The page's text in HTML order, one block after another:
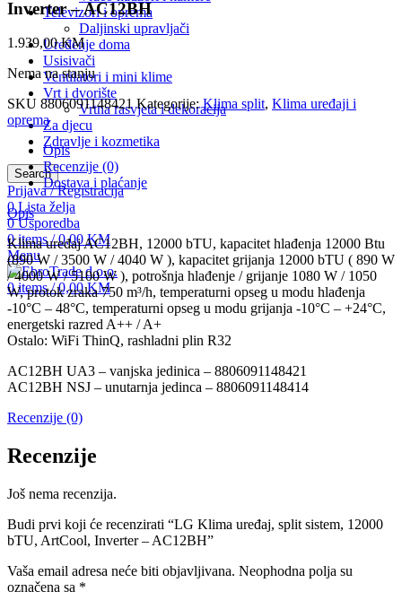
Televizori i oprema
Daljinski upravljači
Uređenje doma
Usisivači
Ventilatori i mini klime
Vrt i dvorište
Vrtna rasvjeta i dekoracija
Za djecu
Zdravlje i kozmetika
Search
Prijava / Registracija
0Lista želja
0 Usporedba
0items / 0,00KM
Menu
0items / 0,00KM
Inverter – AC12BH
1.939,00KM
Nema na stanju
SKU 8806091148421Kategorije: Klima split, Klima uređaji i
oprema
Opis
Recenzije (0)
Dostava i plaćanje
Opis
Klima uređaj AC12BH, 12000 bTU, kapacitet hlađenja 12000 Btu
(890 W / 3500 W / 4040 W ), kapacitet grijanja 12000 bTU ( 890 W
/ 4000 W / 5100 W ), potrošnja hlađenje / grijanje 1080 W / 1050
W, protok zraka 750 m³/h, temperaturni opseg u modu hlađenja
-10°C – 48°C, temperaturni opseg u modu grijanja -10°C – +24°C,
energetski razred A++ / A+
Ostalo: WiFi ThinQ, rashladni plin R32
AC12BH UA3 – vanjska jedinica – 8806091148421
AC12BH NSJ – unutarnja jedinca – 8806091148414
Recenzije (0)
Recenzije
Još nema recenzija.
Budi prvi koji će recenzirati “LG Klima uređaj, split sistem, 12000
bTU, ArtCool, Inverter – AC12BH”
Vaša email adresa neće biti objavljivana. Neophodna polja su
označena sa *